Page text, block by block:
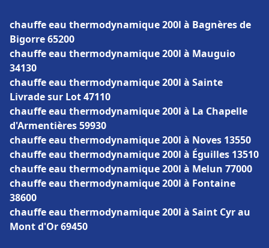
chauffe eau thermodynamique 200l à Bagnères de
Bigorre 65200
chauffe eau thermodynamique 200l à Mauguio
34130
chauffe eau thermodynamique 200l à Sainte
Livrade sur Lot 47110
chauffe eau thermodynamique 200l à La Chapelle
d'Armentières 59930
chauffe eau thermodynamique 200l à Noves 13550
chauffe eau thermodynamique 200l à Éguilles 13510
chauffe eau thermodynamique 200l à Melun 77000
chauffe eau thermodynamique 200l à Fontaine
38600
chauffe eau thermodynamique 200l à Saint Cyr au
Mont d'Or 69450